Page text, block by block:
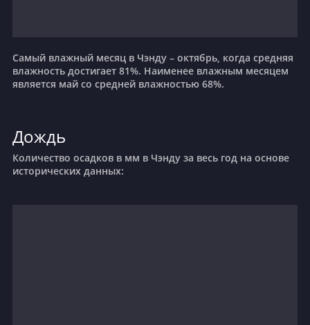
Самый влажный месяц в Чэнду – октябрь, когда средняя
влажность достигает 81%. Наименее влажным месяцем
является май со средней влажностью 68%.
Дождь
Количество осадков в мм в Чэнду за весь год на основе
исторических данных: